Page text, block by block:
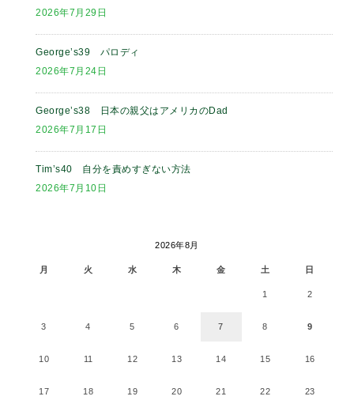
2026年7月29日
George’s39 パロディ
2026年7月24日
George’s38 日本の親父はアメリカのDad
2026年7月17日
Tim’s40 自分を責めすぎない方法
2026年7月10日
2026年8月
月 火 水 木 金 土 日
1 2
3 4 5 6 7 8 9
10 11 12 13 14 15 16
17 18 19 20 21 22 23